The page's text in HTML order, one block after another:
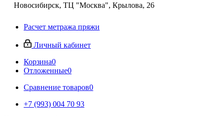
Новосибирск, ТЦ "Москва", Крылова, 26
Расчет метража пряжи
Личный кабинет
Корзина0
Отложенные0
Сравнение товаров0
+7 (993) 004 70 93